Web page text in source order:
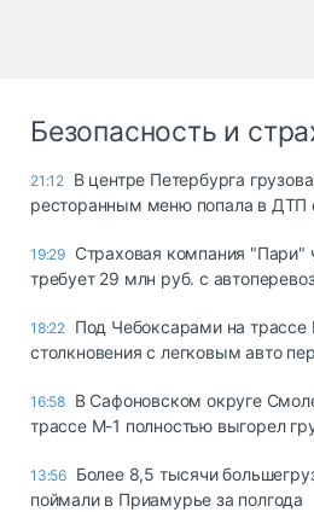
Безопасность и
21:12 В центре Петербурга
ресторанным меню попала в ДТП
19:29 Страховая компания "Пари"
требует 29 млн руб. с
18:22 Под Чебоксарами на трассе
столкновения с легковым авто
16:58 В Сафоновском округе
трассе М-1 полностью выгорел
13:56 Более 8,5 тысячи
поймали в Приамурье за полгода